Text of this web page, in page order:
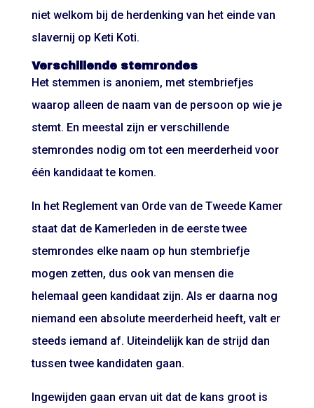
niet welkom bij de herdenking van het einde van
slavernij op Keti Koti.
Verschillende stemrondes
Het stemmen is anoniem, met stembriefjes
waarop alleen de naam van de persoon op wie je
stemt. En meestal zijn er verschillende
stemrondes nodig om tot een meerderheid voor
één kandidaat te komen.
In het Reglement van Orde van de Tweede Kamer
staat dat de Kamerleden in de eerste twee
stemrondes elke naam op hun stembriefje
mogen zetten, dus ook van mensen die
helemaal geen kandidaat zijn. Als er daarna nog
niemand een absolute meerderheid heeft, valt er
steeds iemand af. Uiteindelijk kan de strijd dan
tussen twee kandidaten gaan.
Ingewijden gaan ervan uit dat de kans groot is